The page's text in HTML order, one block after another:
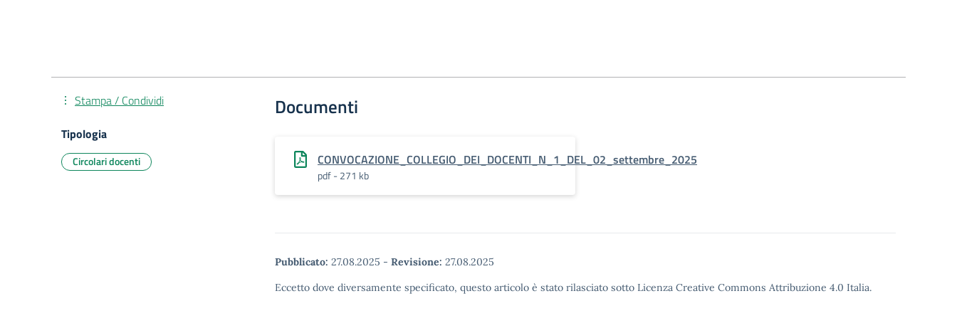
Documenti
CONVOCAZIONE_COLLEGIO_DEI_DOCENTI_N_1_DEL_02_settembre_2025
pdf - 271 kb
Pubblicato: 27.08.2025 - Revisione: 27.08.2025
Eccetto dove diversamente specificato, questo articolo è stato rilasciato sotto Licenza Creative Commons Attribuzione 4.0 Italia.
Stampa / Condividi
Tipologia
Circolari docenti